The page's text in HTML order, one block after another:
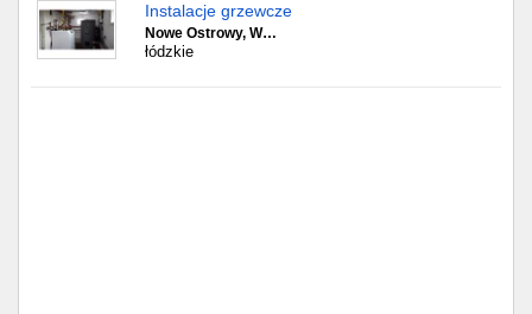
Instalacje grzewcze
Nowe Ostrowy, W…
łódzkie
Lublin